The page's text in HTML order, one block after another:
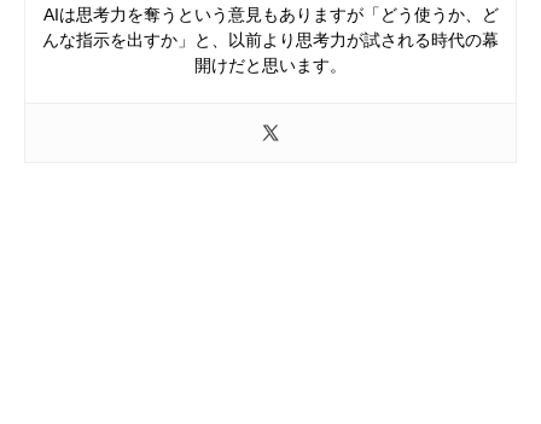
AIは思考力を奪うという意見もありますが「どう使うか、ど
んな指示を出すか」と、以前より思考力が試される時代の幕
開けだと思います。